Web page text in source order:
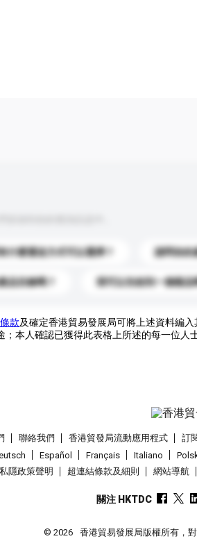
什麼運送方式可以選擇？ 請問你的
品目錄嗎？ 我可以先收到一個樣品
款及確定香港貿易發展局可將上述資料編
；本人確認已獲得此表格上所述的每一位人
聯絡我們 香港貿發局流動應用程式 訂
Español Français Italiano
私隱政策聲明 超連結條款及細則 網站導航
關注 HKTDC
© 2026 香港貿易發展局版權所有，